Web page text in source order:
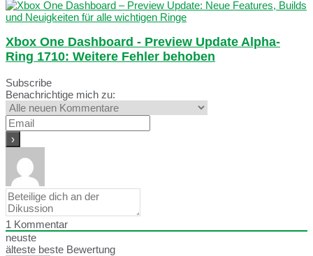
Xbox One Dashboard - Preview Update Alpha-
Ring 1710: Weitere Fehler behoben
Subscribe
Benachrichtige mich zu:
1 Kommentar
neuste
älteste beste Bewertung